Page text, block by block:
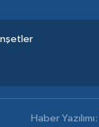
Haber Yazılımı: